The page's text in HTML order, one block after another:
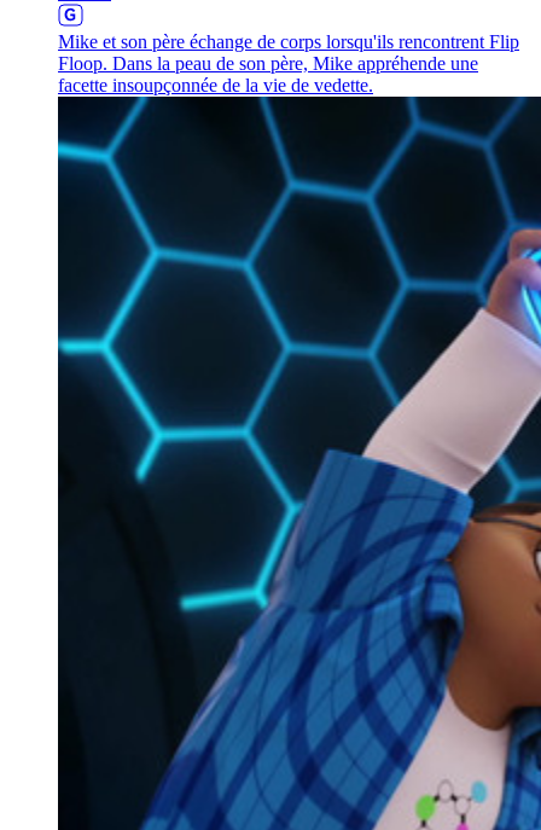
Mike et son père échange de corps lorsqu'ils rencontrent Flip
Floop. Dans la peau de son père, Mike appréhende une
facette insoupçonnée de la vie de vedette.